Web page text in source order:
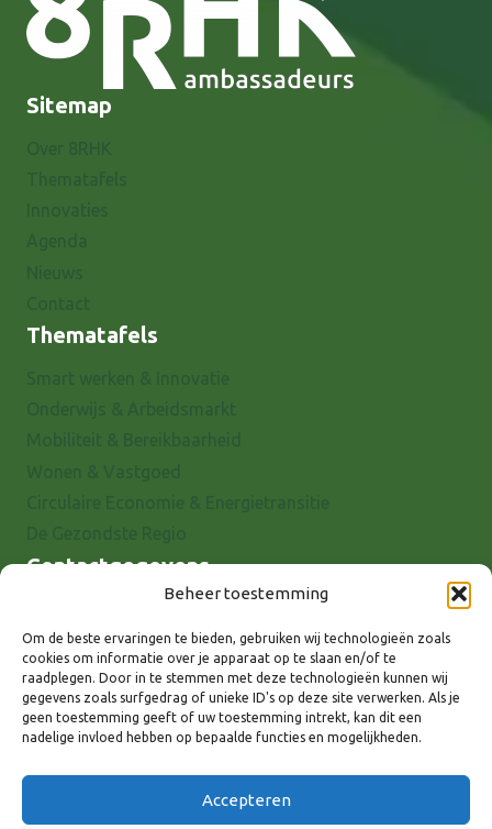
Beheer toestemming
Om de beste ervaringen te bieden, gebruiken wij technologieën zoals
cookies om informatie over je apparaat op te slaan en/of te
raadplegen. Door in te stemmen met deze technologieën kunnen wij
gegevens zoals surfgedrag of unieke ID's op deze site verwerken. Als je
geen toestemming geeft of uw toestemming intrekt, kan dit een
nadelige invloed hebben op bepaalde functies en mogelijkheden.
Accepteren
Sitemap
Thematafels
Contactgegevens
7001 EX Doetinchem
E-mail: info@8rhk.nl
Telefoonnummers
Privacyverklaring